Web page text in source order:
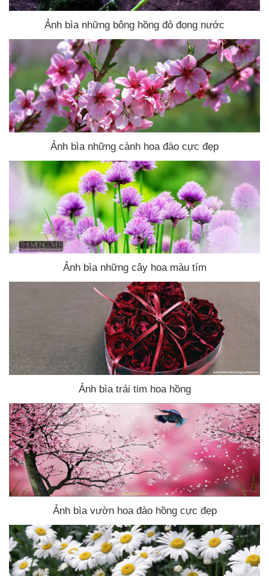
Ảnh bìa những bông hồng đỏ đọng nước
Ảnh bìa những cành hoa đào cực đẹp
Ảnh bìa những cây hoa màu tím
Ảnh bìa trái tim hoa hồng
Ảnh bìa vườn hoa đào hồng cực đẹp